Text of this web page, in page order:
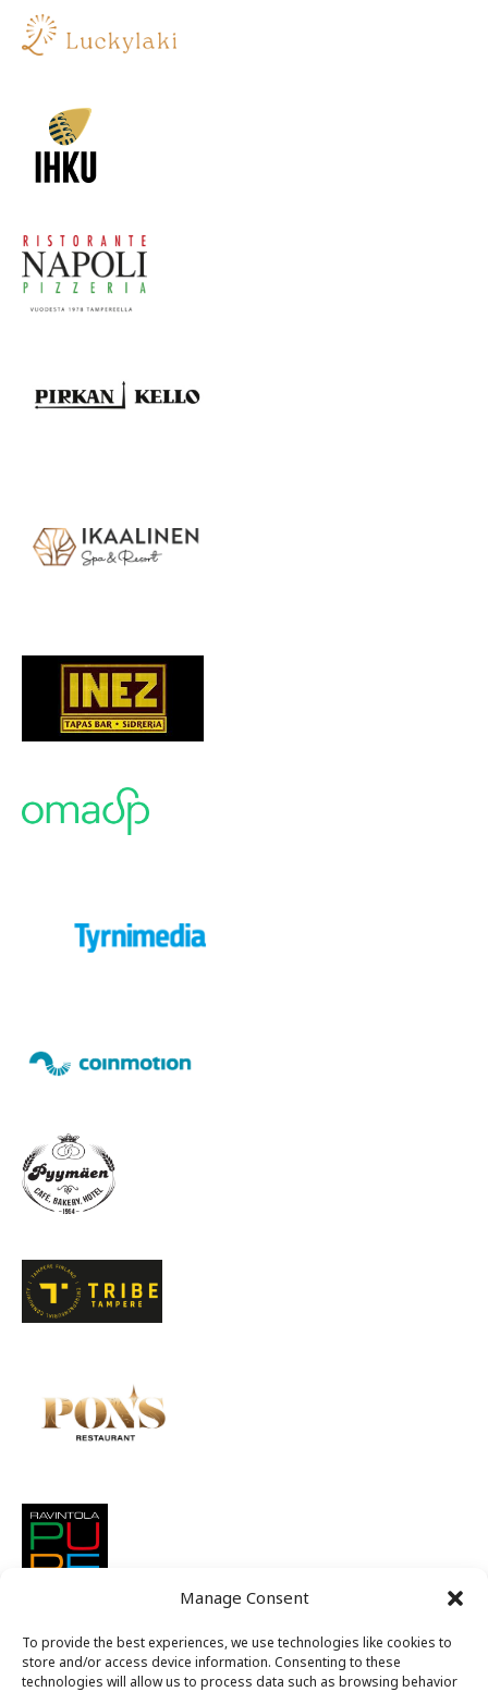
Manage Consent
To provide the best experiences, we use technologies like cookies to
store and/or access device information. Consenting to these
technologies will allow us to process data such as browsing behavior